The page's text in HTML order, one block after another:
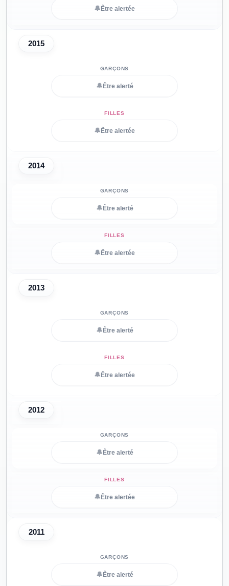
🔔 Être alertée
2015
🔔 Être alerté
🔔 Être alertée
2014
🔔 Être alerté
🔔 Être alertée
2013
🔔 Être alerté
🔔 Être alertée
2012
🔔 Être alerté
🔔 Être alertée
2011
🔔 Être alerté